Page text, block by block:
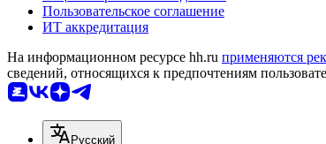
Пользовательское соглашение
ИТ аккредитация
На информационном ресурсе hh.ru применяются
сведений, относящихся к предпочтениям
Русский